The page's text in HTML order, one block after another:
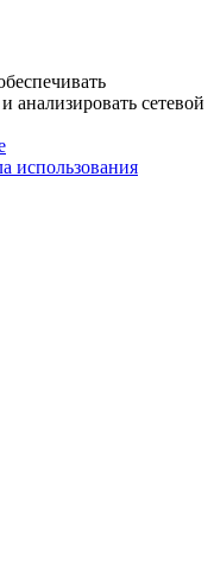
анализировать сетевой
использования